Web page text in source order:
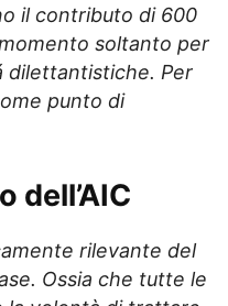
il contributo di 600
soltanto per
dilettantistiche. Per
punto di
dell’AIC
rilevante del
Ossia che tutte le